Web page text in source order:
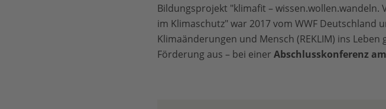
Bildungsprojekt "klimafit –
im Klimaschutz" war 2017 vom WWF
Klimaänderungen und Mensch (REKLIM) ins
Förderung aus – bei einer Abschlusskonferenz